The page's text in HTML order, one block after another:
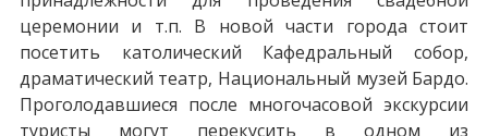
церемонии и т.п. В новой части города стоит
посетить католический Кафедральный собор,
драматический театр, Национальный музей Бардо.
Проголодавшиеся после многочасовой экскурсии
туристы могут перекусить в одном из